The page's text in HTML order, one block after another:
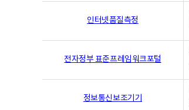
인터넷품질측정
전자정부 표준프레임워크포털
정보통신보조기기